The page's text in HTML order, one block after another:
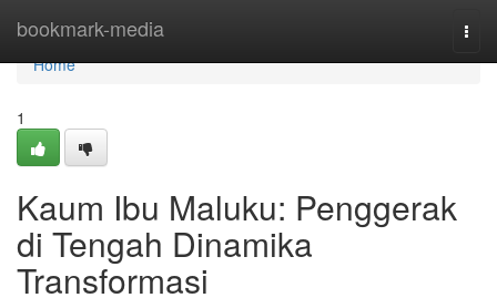
bookmark-media
Home
Home
1
Kaum Ibu Maluku: Penggerak
di Tengah Dinamika
Transformasi